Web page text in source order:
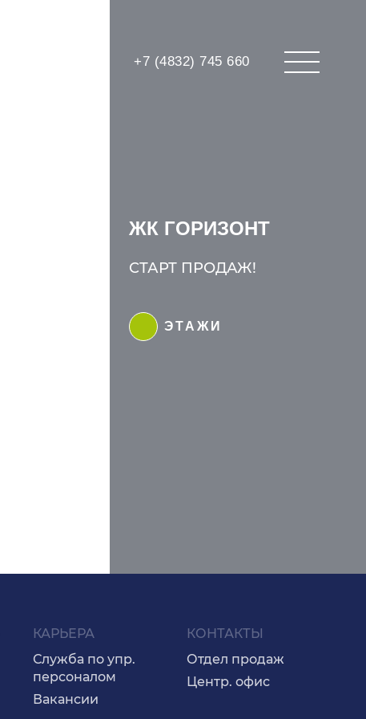
+7 (4832) 745 660
ЖК ГОРИЗОНТ
СТАРТ ПРОДАЖ!
ЭТАЖИ
КАРЬЕРА
Служба по упр.
персоналом
Вакансии
КОНТАКТЫ
Отдел продаж
Центр. офис